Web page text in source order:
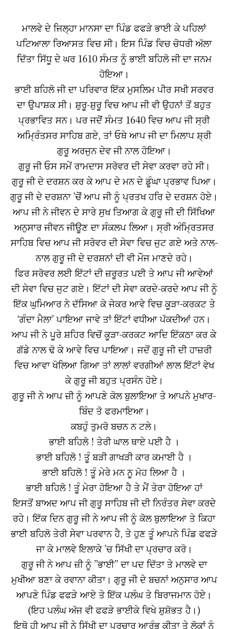
ਮਾਲਵੇ ਦੇ ਜਿਲ੍ਹਾ ਮਾਨਸਾ ਦਾ ਪਿੰਡ ਫਫੜੇ ਭਾਈ ਕੇ ਪਹਿਲਾਂ
ਪਟਿਆਲਾ ਰਿਆਸਤ ਵਿਚ ਸੀ। ਇਸ ਪਿੰਡ ਵਿਚ ਚੋਧਰੀ ਅੱਲਾ
ਦਿੱਤਾ ਸਿੱਧੂ ਦੇ ਘਰ 1610 ਸੰਮਤ ਨੂੰ ਭਾਈ ਬਹਿਲੋ ਜੀ ਦਾ ਜਨਮ
ਹੋਇਆ।
ਭਾਈ ਬਹਿਲੋ ਜੀ ਦਾ ਪਰਿਵਾਰ ਇੱਕ ਮੁਸਲਿਮ ਪੀਰ ਸਖੀ ਸਰਵਰ
ਦਾ ਉਪਾਸ਼ਕ ਸੀ। ਸ਼ੁਰੂ-ਸ਼ੁਰੂ ਵਿਚ ਆਪ ਜੀ ਵੀ ਉਹਨਾਂ ਤੋਂ ਬਹੁਤ
ਪ੍ਰਭਾਵਿਤ ਸਨ। ਪਰ ਜਦੋੋਂ ਸੰਮਤ 1640 ਵਿਚ ਆਪ ਜੀ ਸ੍ਰੀ
ਅਮਿ੍ਰੰਤਸਰ ਸਾਹਿਬ ਗਏ, ਤਾਂ ਓਥੇ ਆਪ ਜੀ ਦਾ ਮਿਲਾਪ ਸ਼੍ਰੀ
ਗੁਰੂ ਅਰਜੁਨ ਦੇਵ ਜੀ ਨਾਲ ਹੋਇਆ।
ਗੁਰੂ ਜੀ ਓਸ ਸਮੇਂ ਰਾਮਦਾਸ ਸਰੋਵਰ ਦੀ ਸੇਵਾ ਕਰਵਾ ਰਹੇ ਸੀ।
ਗੁਰੂ ਜੀ ਦੇ ਦਰਸ਼ਨ ਕਰ ਕੇ ਆਪ ਦੇ ਮਨ ਦੇ ਡੂੰਘਾ ਪ੍ਰਭਾਵ ਪਿਆ।
ਗੁਰੂ ਜੀ ਦੇ ਦਰਸ਼ਨਾ ’ਚੋੋਂ ਆਪ ਜੀ ਨੂੰ ਪ੍ਰਤਖ ਹਰਿ ਦੇ ਦਰਸ਼ਨ ਹੋਏ।
ਆਪ ਜੀ ਨੇ ਜੀਵਨ ਦੇ ਸਾਰੇ ਸੁਖ ਤਿਆਗ ਕੇ ਗੁਰੂ ਜੀ ਦੀ ਸਿੱਖਿਆ
ਅਨੁਸਾਰ ਜੀਵਨ ਜੀਊਣ ਦਾ ਸੰਕਲਪ ਲਿਆ। ਸ੍ਰੀ ਅੰਮਿ੍ਰਤਸਰ
ਸਾਹਿਬ ਵਿਚ ਆਪ ਜੀ ਸਰੋਵਰ ਦੀ ਸੇਵਾ ਵਿਚ ਜੁਟ ਗਏ ਅਤੇ ਨਾਲ-
ਨਾਲ ਗੁਰੂ ਜੀ ਦੇ ਦਰਸ਼ਨਾਂ ਦੀ ਵੀ ਮੌਜ ਮਾਣਦੇ ਰਹੇ।
ਫਿਰ ਸਰੋਵਰ ਲਈ ਇੱਟਾਂ ਦੀ ਜ਼ਰੂਰਤ ਪਈ ਤੇ ਆਪ ਜੀ ਆਵੇਆਂ
ਦੀ ਸੇਵਾ ਵਿਚ ਜੁਟ ਗਏ। ਇੱਟਾਂ ਦੀ ਸੇਵਾ ਕਰਦੇ-ਕਰਦੇ ਆਪ ਜੀ ਨੂੰ
ਇੱਕ ਘੁਮਿਆਰ ਨੇ ਦੱਸਿਆ ਕੇ ਜੇਕਰ ਆਵੇ ਵਿਚ ਕੂੜਾ-ਕਰਕਟ ਤੇ
‘ਗੰਦਾ ਮੈਲਾ’ ਪਾਇਆ ਜਾਵੇ ਤਾਂ ਇੱਟਾਂ ਵਧੀਆ ਪੱਕਦੀਆਂ ਹਨ।
ਆਪ ਜੀ ਨੇ ਪੂਰੇ ਸ਼ਹਿਰ ਵਿਚੋਂ ਕੂੜਾ-ਕਰਕਟ ਆਦਿ ਇੱਕਠਾ ਕਰ ਕੇ
ਗੱਡੇ ਨਾਲ ਢੋ ਕੇ ਆਵੇ ਵਿਚ ਪਾਇਆ। ਜਦੋਂ ਗੁਰੂ ਜੀ ਦੀ ਹਾਜ਼ਰੀ
ਵਿਚ ਆਵਾ ਖੋਲਿਆ ਗਿਆ ਤਾਂ ਲਾਲਾਂ ਵਰਗੀਆਂ ਲਾਲ ਇੱਟਾਂ ਵੇਖ
ਕੇ ਗੁਰੂ ਜੀ ਬਹੁਤ ਪ੍ਰਸੰਨ ਹੋਏ।
ਗੁਰੂ ਜੀ ਨੇ ਆਪ ਜ਼ੀ ਨੂੰ ਆਪਣੇ ਕੋਲ ਬੁਲਾਇਆ ਤੇ ਆਪਨੇ ਮੁਖਾਰ-
ਬਿੰਦ ਤੋ ਫਰਮਾਇਆ।
ਕਬਹੁੰ ਤੁਮਰੋ ਬਚਨ ਨ ਟਲੇ।
ਭਾਈ ਬਹਿਲੋ ! ਤੇਰੀ ਘਾਲ ਥਾਏ ਪਈ ਹੈ ।
ਭਾਈ ਬਹਿਲੋ ! ਤੂੰ ਬੜੀ ਗਾਖੜੀ ਕਾਰ ਕਮਾਈ ਹੈ ।
ਭਾਈ ਬਹਿਲੋ ! ਤੂੰ ਮੇਰੇ ਮਨ ਨੂ ਮੋਹ ਲਿਆ ਹੈ ।
ਭਾਈ ਬਹਿਲੋ ! ਤੂੰ ਮੇਰਾ ਹੋਇਆ ਹੈ ਤੇ ਮੈਂ ਤੇਰਾ ਹੋਇਆ ਹਾਂ
ਇਸਤੋਂ ਬਾਅਦ ਆਪ ਜੀ ਗੁਰੂ ਸਾਹਿਬ ਜੀ ਦੀ ਨਿਰੰਤਰ ਸੇਵਾ ਕਰਦੇ
ਰਹੇ। ਇੱਕ ਦਿਨ ਗੁਰੂ ਜੀ ਨੇ ਆਪ ਜੀ ਨੂੰ ਕੋਲ ਬੁਲਾਇਆ ਤੇ ਕਿਹਾ
ਭਾਈ ਬਹਿਲੋ ਤੇਰੀ ਸੇਵਾ ਪਰਵਾਨ ਹੈ, ਤੇ ਹੁਣ ਤੂੰ ਆਪਨੇ ਪਿੰਡ ਫਫੜੇ
ਜਾ ਕੇ ਮਾਲਵੇ ਇਲਾਕੇ ’ਚ ਸਿੱਖੀ ਦਾ ਪ੍ਰਚਾਰ ਕਰੋ।
ਗੁਰੂ ਜੀ ਨੇ ਆਪ ਜ਼ੀ ਨੂੰ ”ਭਾਈ” ਦਾ ਪਦ ਦਿੱਤਾ ਤੇ ਮਾਲਵੇ ਦਾ
ਮੁਖੀਆ ਬਣਾ ਕੇ ਰਵਾਨਾ ਕੀਤਾ। ਗੁਰੂ ਜੀ ਦੇ ਬਚਨਾਂ ਅਨੁਸਾਰ ਆਪ
ਆਪਣੇ ਪਿੰਡ ਫਫੜੇ ਆਏ ਤੇ ਇੱਕ ਪਲੰਘ ਤੇ ਬਿਰਾਜਮਾਨ ਹੋਏ।
(ਇਹ ਪਲੰਘ ਅੱਜ ਵੀ ਫਫੜੇ ਭਾਈਕੇ ਵਿਖੇ ਸ਼ੁਸ਼ੋਭਤ ਹੈ।)
ਇਥੋ ਹੀ ਆਪ ਜੀ ਨੇ ਸਿੱਖੀ ਦਾ ਪ੍ਰਚਾਰ ਆਰੰਭ ਕੀਤਾ ਤੇ ਲੋਕਾਂ ਨੂੰ